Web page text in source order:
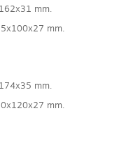
mm.
mm.
mm.
mm.